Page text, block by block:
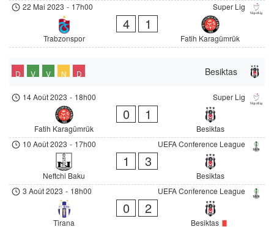
Super Lig
22 Mai 2023 - 17h00
Trabzonspor
4 1
Fatih Karagümrük
Besiktas
D V V N D
Super Lig
14 Août 2023 - 18h00
Fatih Karagümrük
0 1
Besiktas
UEFA Conference League
10 Août 2023 - 17h00
Neftchi Baku
1 3
Besiktas
UEFA Conference League
3 Août 2023 - 18h00
Tirana
0 2
Besiktas